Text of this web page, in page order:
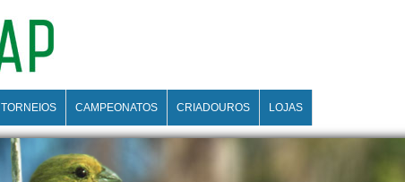
TORNEIOS CAMPEONATOS CRIADOUROS LOJAS